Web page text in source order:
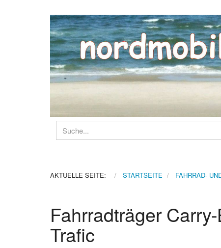
AKTUELLE SEITE: STARTSEITE FAHRRAD-
Fahrradträger
Trafic